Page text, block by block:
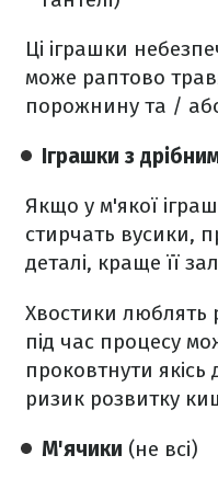
Ці іграшки
може раптово
порожнину та /
Іграшки з
Якщо у м'якої
стирчать вусики,
деталі, краще її
Хвостики люблять
під час процесу
проковтнути якісь
ризик розвитку
М'ячики (не всі)